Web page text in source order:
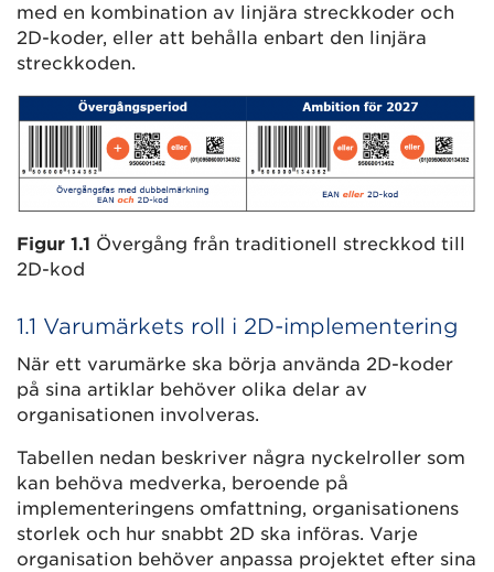
med en kombination av linjära streckkoder och
2D-koder, eller att behålla enbart den linjära
streckkoden.
Figur 1.1 Övergång från traditionell streckkod till
2D-kod
1.1 Varumärkets roll i 2D-implementering
När ett varumärke ska börja använda 2D-koder
på sina artiklar behöver olika delar av
organisationen involveras.
Tabellen nedan beskriver några nyckelroller som
kan behöva medverka, beroende på
implementeringens omfattning, organisationens
storlek och hur snabbt 2D ska införas. Varje
organisation behöver anpassa projektet efter sina